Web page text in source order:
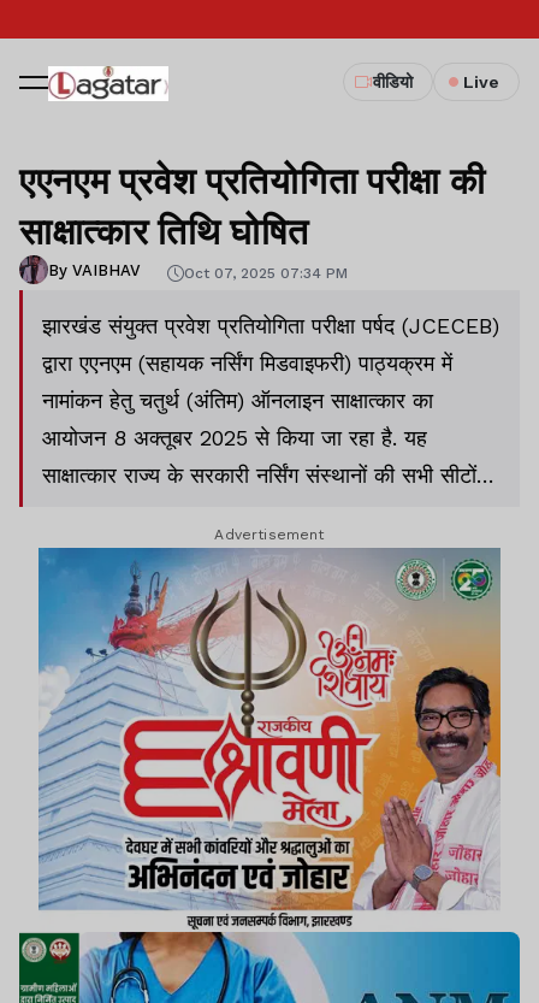
वीडियो Live
एएनएम प्रवेश प्रतियोगिता परीक्षा की
साक्षात्कार तिथि घोषित
By VAIBHAV Oct 07, 2025 07:34 PM
झारखंड संयुक्त प्रवेश प्रतियोगिता परीक्षा पर्षद (JCECEB)
द्वारा एएनएम (सहायक नर्सिंग मिडवाइफरी) पाठ्यक्रम में
नामांकन हेतु चतुर्थ (अंतिम) ऑनलाइन साक्षात्कार का
आयोजन 8 अक्तूबर 2025 से किया जा रहा है. यह
साक्षात्कार राज्य के सरकारी नर्सिंग संस्थानों की सभी सीटों
स्थानों की पूर्ति हेतु आयोजित किया जा रहा है.
Advertisement